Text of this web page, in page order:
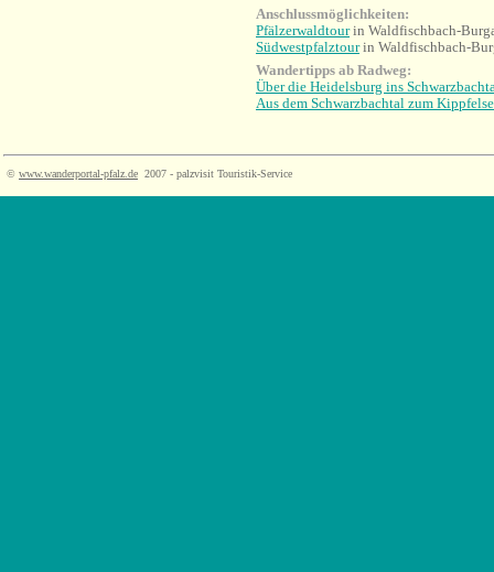
Anschlussmöglichkeiten:
Pfälzerwaldtourin Waldfischbach-
Südwestpfalztourin Waldfischbach-
Wandertipps ab Radweg:
Über die Heidelsburg ins
Aus dem Schwarzbachtal zum
© www.wanderportal-pfalz.de 2007 - palzvisit Touristik-Service